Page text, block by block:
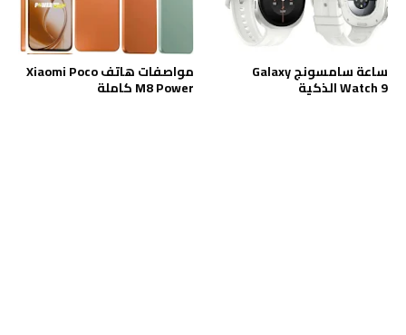
ساعة سامسونج Galaxy
Watch 9 الذكية
مواصفات هاتف Xiaomi Poco
M8 Power كاملة